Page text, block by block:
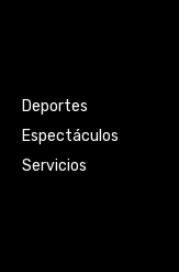
Deportes
Espectáculos
Servicios